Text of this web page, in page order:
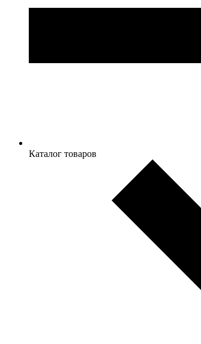
Каталог товаров